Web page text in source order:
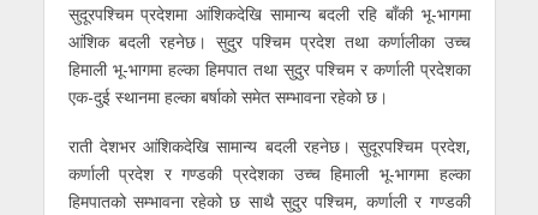
सुदूरपश्चिम प्रदेशमा आंशिकदेखि सामान्य बदली रहि बाँकी भू-भागमा
आंशिक बदली रहनेछ। सुदुर पश्चिम प्रदेश तथा कर्णालीका उच्च
हिमाली भू-भागमा हल्का हिमपात तथा सुदुर पश्चिम र कर्णाली प्रदेशका
एक-दुई स्थानमा हल्का बर्षाको समेत सम्भावना रहेको छ।
राती देशभर आंशिकदेखि सामान्य बदली रहनेछ। सुदूरपश्चिम प्रदेश,
कर्णाली प्रदेश र गण्डकी प्रदेशका उच्च हिमाली भू-भागमा हल्का
हिमपातको सम्भावना रहेको छ साथै सुदुर पश्चिम, कर्णाली र गण्डकी